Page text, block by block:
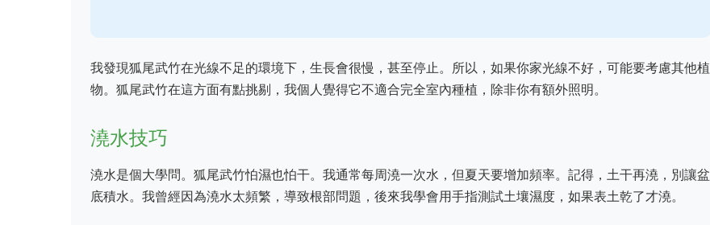
我發現狐尾武竹在光線不足的環境下，生長會很慢，甚至停止。所以，如果你家光線不好，可能要考慮其他植
物。狐尾武竹在這方面有點挑剔，我個人覺得它不適合完全室內種植，除非你有額外照明。
澆水技巧
澆水是個大學問。狐尾武竹怕濕也怕干。我通常每周澆一次水，但夏天要增加頻率。記得，土干再澆，別讓盆
底積水。我曾經因為澆水太頻繁，導致根部問題，後來我學會用手指測試土壤濕度，如果表土乾了才澆。